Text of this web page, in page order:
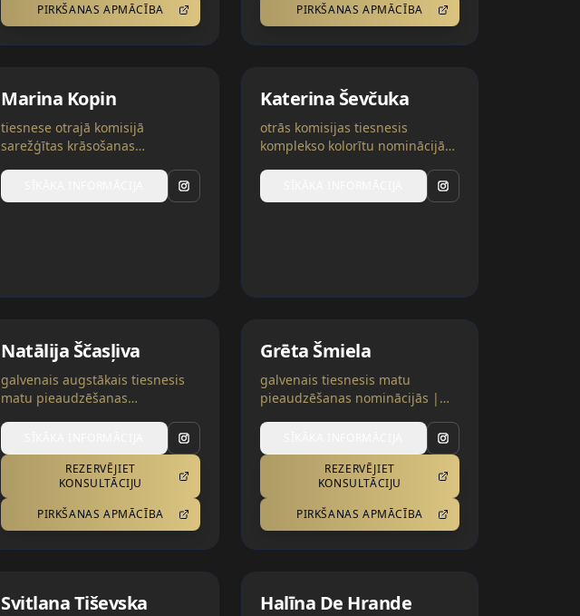
PIRKŠANAS APMĀCĪBA
PIRKŠANAS APMĀCĪBA
Marina Kopin
tiesnese otrajā komisijā
sarežģītas krāsošanas
Katerina Ševčuka
otrās komisijas tiesnesis
komplekso kolorītu nominācijās
Natālija Ščasļiva
galvenais augstākais tiesnesis
matu pieaudzēšanas
trīs kategorijās | Ukraina
REZERVĒJIET
KONSULTĀCIJU
PIRKŠANAS APMĀCĪBA
Grēta Šmiela
galvenais tiesnesis matu
pieaudzēšanas nominācijās |
REZERVĒJIET
KONSULTĀCIJU
PIRKŠANAS APMĀCĪBA
Svitlana Tiševska Halīna De Hrande